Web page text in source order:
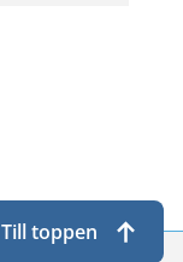
Till toppen